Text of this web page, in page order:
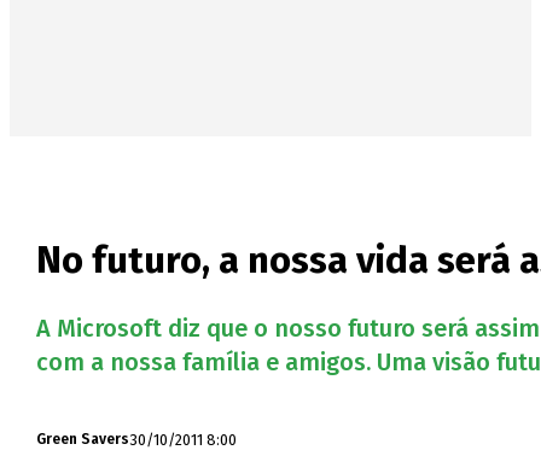
No futuro, a nossa vida será
A Microsoft diz que o nosso futuro será
com a nossa família e amigos. Uma visão
Green Savers30/10/2011 8:00